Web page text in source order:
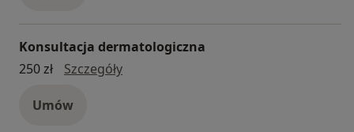
Konsultacja dermatologiczna
250 zł
Szczegółykonsultacja dermatologiczna
Umów